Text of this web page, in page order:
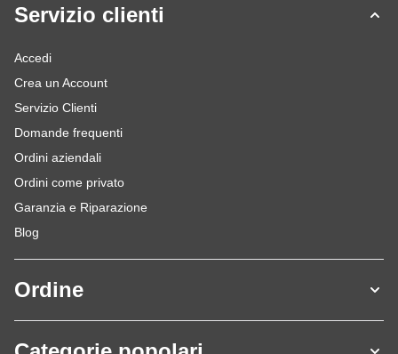
Servizio clienti
Accedi
Crea un Account
Servizio Clienti
Domande frequenti
Ordini aziendali
Ordini come privato
Garanzia e Riparazione
Blog
Ordine